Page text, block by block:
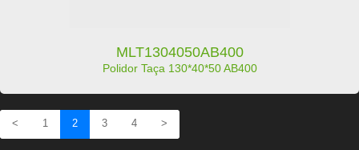
MLT1304050AB400
Polidor Taça 130*40*50 AB400
< 1 2 3 4 >